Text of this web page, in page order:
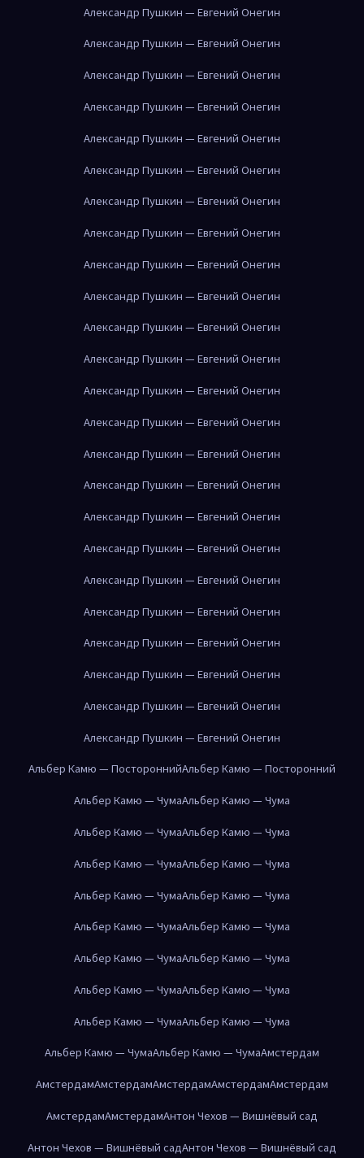
Александр Пушкин — Евгений Онегин
Александр Пушкин — Евгений Онегин
Александр Пушкин — Евгений Онегин
Александр Пушкин — Евгений Онегин
Александр Пушкин — Евгений Онегин
Александр Пушкин — Евгений Онегин
Александр Пушкин — Евгений Онегин
Александр Пушкин — Евгений Онегин
Александр Пушкин — Евгений Онегин
Александр Пушкин — Евгений Онегин
Александр Пушкин — Евгений Онегин
Александр Пушкин — Евгений Онегин
Александр Пушкин — Евгений Онегин
Александр Пушкин — Евгений Онегин
Александр Пушкин — Евгений Онегин
Александр Пушкин — Евгений Онегин
Александр Пушкин — Евгений Онегин
Александр Пушкин — Евгений Онегин
Александр Пушкин — Евгений Онегин
Александр Пушкин — Евгений Онегин
Александр Пушкин — Евгений Онегин
Александр Пушкин — Евгений Онегин
Александр Пушкин — Евгений Онегин
Александр Пушкин — Евгений Онегин
Альбер Камю — ПостороннийАльбер Камю — Посторонний
Альбер Камю — ЧумаАльбер Камю — Чума
Альбер Камю — ЧумаАльбер Камю — Чума
Альбер Камю — ЧумаАльбер Камю — Чума
Альбер Камю — ЧумаАльбер Камю — Чума
Альбер Камю — ЧумаАльбер Камю — Чума
Альбер Камю — ЧумаАльбер Камю — Чума
Альбер Камю — ЧумаАльбер Камю — Чума
Альбер Камю — ЧумаАльбер Камю — Чума
Альбер Камю — ЧумаАльбер Камю — ЧумаАмстердам
АмстердамАмстердамАмстердамАмстердамАмстердам
АмстердамАмстердамАнтон Чехов — Вишнёвый сад
Антон Чехов — Вишнёвый садАнтон Чехов — Вишнёвый сад